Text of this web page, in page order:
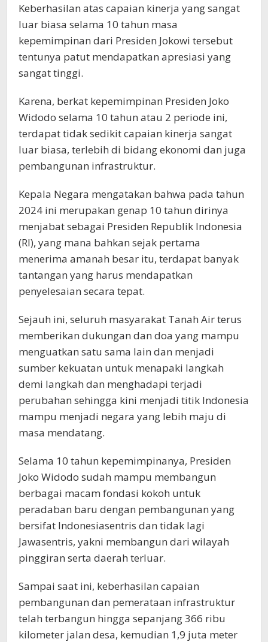
Keberhasilan atas capaian kinerja yang sangat
luar biasa selama 10 tahun masa
kepemimpinan dari Presiden Jokowi tersebut
tentunya patut mendapatkan apresiasi yang
sangat tinggi.
Karena, berkat kepemimpinan Presiden Joko
Widodo selama 10 tahun atau 2 periode ini,
terdapat tidak sedikit capaian kinerja sangat
luar biasa, terlebih di bidang ekonomi dan juga
pembangunan infrastruktur.
Kepala Negara mengatakan bahwa pada tahun
2024 ini merupakan genap 10 tahun dirinya
menjabat sebagai Presiden Republik Indonesia
(RI), yang mana bahkan sejak pertama
menerima amanah besar itu, terdapat banyak
tantangan yang harus mendapatkan
penyelesaian secara tepat.
Sejauh ini, seluruh masyarakat Tanah Air terus
memberikan dukungan dan doa yang mampu
menguatkan satu sama lain dan menjadi
sumber kekuatan untuk menapaki langkah
demi langkah dan menghadapi terjadi
perubahan sehingga kini menjadi titik Indonesia
mampu menjadi negara yang lebih maju di
masa mendatang.
Selama 10 tahun kepemimpinanya, Presiden
Joko Widodo sudah mampu membangun
berbagai macam fondasi kokoh untuk
peradaban baru dengan pembangunan yang
bersifat Indonesiasentris dan tidak lagi
Jawasentris, yakni membangun dari wilayah
pinggiran serta daerah terluar.
Sampai saat ini, keberhasilan capaian
pembangunan dan pemerataan infrastruktur
telah terbangun hingga sepanjang 366 ribu
kilometer jalan desa, kemudian 1,9 juta meter